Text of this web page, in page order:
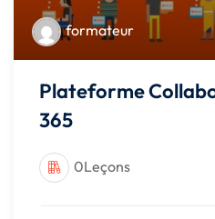
formateur
Plateforme
365
0Leçons